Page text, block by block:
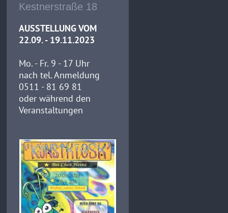
Kestnerstraße 18
AUSSTELLUNG VOM
22.09. - 19.11.2023
Mo. - Fr. 9 - 17 Uhr
nach tel. Anmeldung
0511 - 81 69 81
oder während den
Veranstaltungen